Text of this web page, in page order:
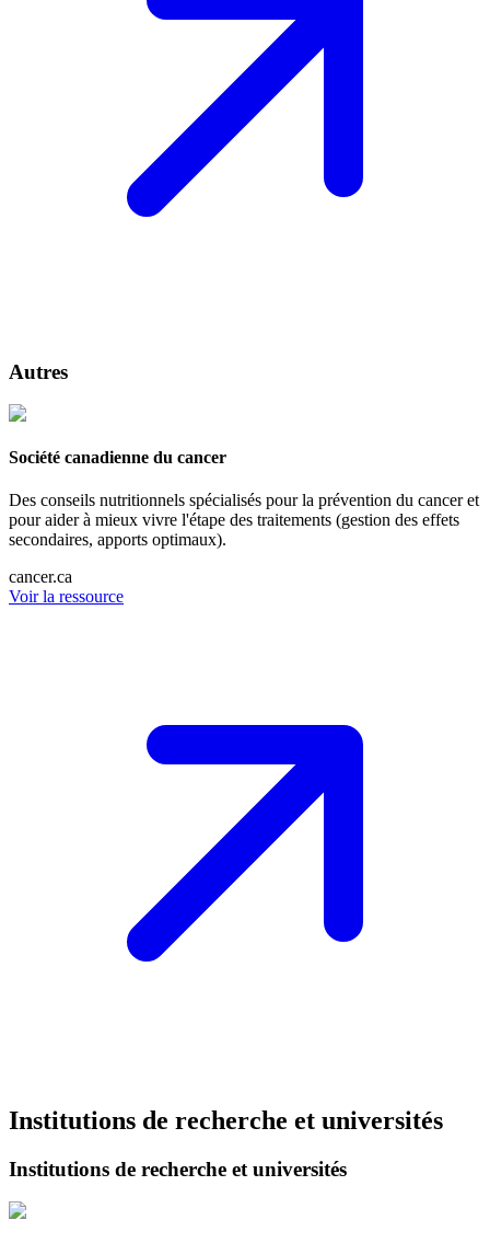
Autres
Société canadienne du cancer
Des conseils nutritionnels spécialisés pour la prévention du cancer et
pour aider à mieux vivre l'étape des traitements (gestion des effets
secondaires, apports optimaux).
cancer.ca
Voir la ressource
Institutions de recherche et universités
Institutions de recherche et universités